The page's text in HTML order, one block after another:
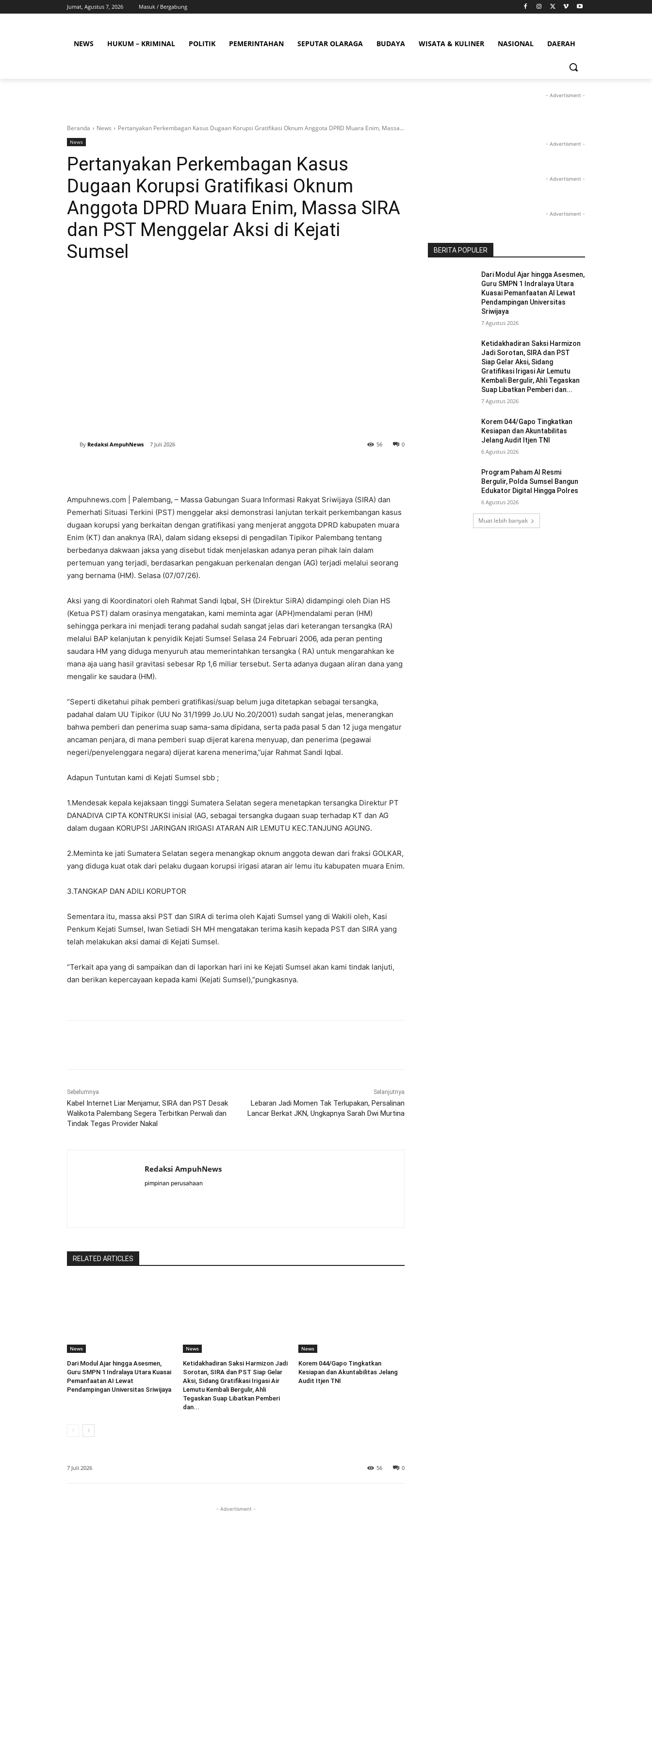
Jumat, Agustus 7, 2026 Masuk / Bergabung
NEWS HUKUM – KRIMINAL POLITIK PEMERINTAHAN SEPUTAR OLARAGA BUDAYA WISATA & KULINER NASIONAL DAERAH
- Advertisment -
Beranda News Pertanyakan Perkembagan Kasus Dugaan Korupsi Gratifikasi Oknum Anggota DPRD Muara Enim, Massa...
News
Pertanyakan Perkembagan Kasus
Dugaan Korupsi Gratifikasi Oknum
Anggota DPRD Muara Enim, Massa SIRA
dan PST Menggelar Aksi di Kejati
Sumsel
By Redaksi AmpuhNews 7 Juli 2026 0
56
Ampuhnews.com | Palembang, – Massa Gabungan Suara Informasi Rakyat Sriwijaya (SIRA) dan
Pemerhati Situasi Terkini (PST) menggelar aksi demonstrasi lanjutan terkait perkembangan kasus
dugaan korupsi yang berkaitan dengan gratifikasi yang menjerat anggota DPRD kabupaten muara
Enim (KT) dan anaknya (RA), dalam sidang eksepsi di pengadilan Tipikor Palembang tentang
berbedanya dakwaan jaksa yang disebut tidak menjelaskan adanya peran pihak lain dalam
pertemuan yang terjadi, berdasarkan pengakuan perkenalan dengan (AG) terjadi melalui seorang
yang bernama (HM). Selasa (07/07/26).
Aksi yang di Koordinatori oleh Rahmat Sandi Iqbal, SH (Direktur SiRA) didampingi oleh Dian HS
(Ketua PST) dalam orasinya mengatakan, kami meminta agar (APH)mendalami peran (HM)
sehingga perkara ini menjadi terang padahal sudah sangat jelas dari keterangan tersangka (RA)
melalui BAP kelanjutan k penyidik Kejati Sumsel Selasa 24 Februari 2006, ada peran penting
saudara HM yang diduga menyuruh atau memerintahkan tersangka ( RA) untuk mengarahkan ke
mana aja uang hasil gravitasi sebesar Rp 1,6 miliar tersebut. Serta adanya dugaan aliran dana yang
mengalir ke saudara (HM).
“Seperti diketahui pihak pemberi gratifikasi/suap belum juga ditetapkan sebagai tersangka,
padahal dalam UU Tipikor (UU No 31/1999 Jo.UU No.20/2001) sudah sangat jelas, menerangkan
bahwa pemberi dan penerima suap sama-sama dipidana, serta pada pasal 5 dan 12 juga mengatur
ancaman penjara, di mana pemberi suap dijerat karena menyuap, dan penerima (pegawai
negeri/penyelenggara negara) dijerat karena menerima,”ujar Rahmat Sandi Iqbal.
Adapun Tuntutan kami di Kejati Sumsel sbb ;
1.Mendesak kepala kejaksaan tinggi Sumatera Selatan segera menetapkan tersangka Direktur PT
DANADIVA CIPTA KONTRUKSI inisial (AG, sebagai tersangka dugaan suap terhadap KT dan AG
dalam dugaan KORUPSI JARINGAN IRIGASI ATARAN AIR LEMUTU KEC.TANJUNG AGUNG.
2.Meminta ke jati Sumatera Selatan segera menangkap oknum anggota dewan dari fraksi GOLKAR,
yang diduga kuat otak dari pelaku dugaan korupsi irigasi ataran air lemu itu kabupaten muara Enim.
3.TANGKAP DAN ADILI KORUPTOR
Sementara itu, massa aksi PST dan SIRA di terima oleh Kajati Sumsel yang di Wakili oleh, Kasi
Penkum Kejati Sumsel, Iwan Setiadi SH MH mengatakan terima kasih kepada PST dan SIRA yang
telah melakukan aksi damai di Kejati Sumsel.
“Terkait apa yang di sampaikan dan di laporkan hari ini ke Kejati Sumsel akan kami tindak lanjuti,
dan berikan kepercayaan kepada kami (Kejati Sumsel),”pungkasnya.
Sebelumnya
Kabel Internet Liar Menjamur, SIRA dan PST Desak
Walikota Palembang Segera Terbitkan Perwali dan
Tindak Tegas Provider Nakal
Selanjutnya
Lebaran Jadi Momen Tak Terlupakan, Persalinan
Lancar Berkat JKN, Ungkapnya Sarah Dwi Murtina
Redaksi AmpuhNews
pimpinan perusahaan
RELATED ARTICLES
News
Dari Modul Ajar hingga Asesmen,
Guru SMPN 1 Indralaya Utara Kuasai
Pemanfaatan AI Lewat
Pendampingan Universitas Sriwijaya
News
Ketidakhadiran Saksi Harmizon Jadi
Sorotan, SIRA dan PST Siap Gelar
Aksi, Sidang Gratifikasi Irigasi Air
Lemutu Kembali Bergulir, Ahli
Tegaskan Suap Libatkan Pemberi
dan...
News
Korem 044/Gapo Tingkatkan
Kesiapan dan Akuntabilitas Jelang
Audit Itjen TNI
- Advertisment -
- Advertisment -
- Advertisment -
BERITA POPULER
Dari Modul Ajar hingga Asesmen,
Guru SMPN 1 Indralaya Utara
Kuasai Pemanfaatan AI Lewat
Pendampingan Universitas
Sriwijaya
7 Agustus 2026
Ketidakhadiran Saksi Harmizon
Jadi Sorotan, SIRA dan PST
Siap Gelar Aksi, Sidang
Gratifikasi Irigasi Air Lemutu
Kembali Bergulir, Ahli Tegaskan
Suap Libatkan Pemberi dan...
7 Agustus 2026
Korem 044/Gapo Tingkatkan
Kesiapan dan Akuntabilitas
Jelang Audit Itjen TNI
6 Agustus 2026
Program Paham AI Resmi
Bergulir, Polda Sumsel Bangun
Edukator Digital Hingga Polres
6 Agustus 2026
Muat lebih banyak
7 Juli 2026 0
56
- Advertisment -